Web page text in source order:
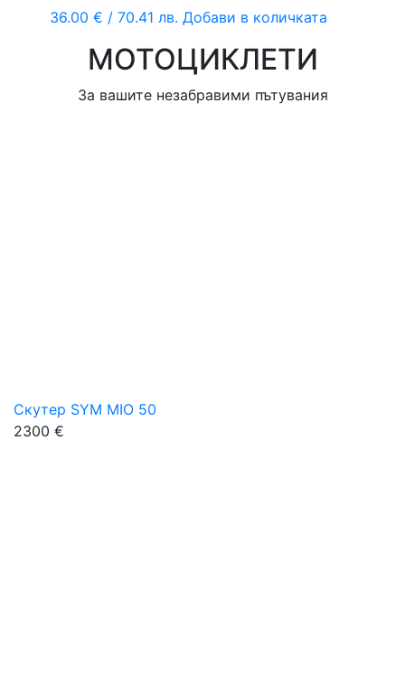
36.00 € / 70.41 лв. Добави в количката
МОТОЦИКЛЕТИ
За вашите незабравими пътувания
Скутер SYM MIO 50
2300 €